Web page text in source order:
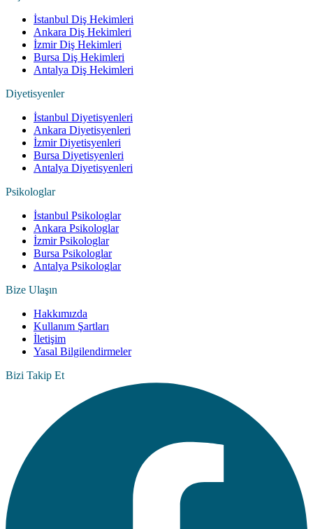
İstanbul Diş Hekimleri
Ankara Diş Hekimleri
İzmir Diş Hekimleri
Bursa Diş Hekimleri
Antalya Diş Hekimleri
Diyetisyenler
İstanbul Diyetisyenleri
Ankara Diyetisyenleri
İzmir Diyetisyenleri
Bursa Diyetisyenleri
Antalya Diyetisyenleri
Psikologlar
İstanbul Psikologlar
Ankara Psikologlar
İzmir Psikologlar
Bursa Psikologlar
Antalya Psikologlar
Bize Ulaşın
Hakkımızda
Kullanım Şartları
İletişim
Yasal Bilgilendirmeler
Bizi Takip Et